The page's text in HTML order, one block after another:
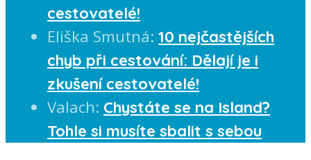
cestovatelé!
Eliška Smutná: 10 nejčastějších
chyb při cestování: Dělají je i
zkušení cestovatelé!
Valach: Chystáte se na Island?
Tohle si musíte sbalit s sebou